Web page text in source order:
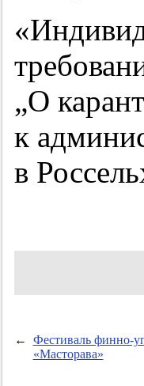
„О
к
в
←
Фестиваль финно-
«Масторава»